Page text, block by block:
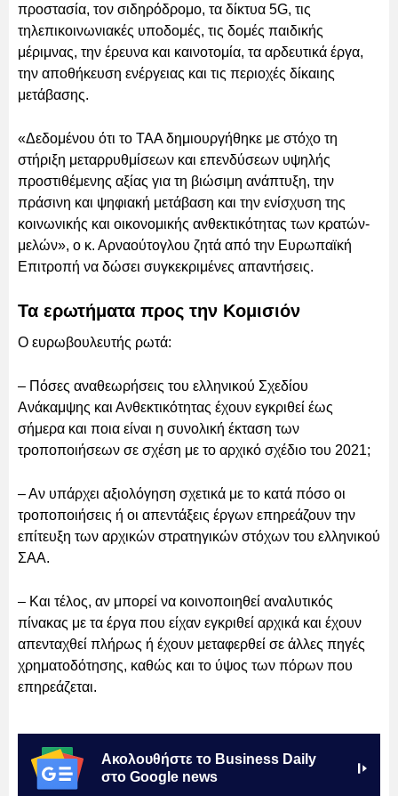
προστασία, τον σιδηρόδρομο, τα δίκτυα 5G, τις
τηλεπικοινωνιακές υποδομές, τις δομές παιδικής
μέριμνας, την έρευνα και καινοτομία, τα αρδευτικά έργα,
την αποθήκευση ενέργειας και τις περιοχές δίκαιης
μετάβασης.
«Δεδομένου ότι το ΤΑΑ δημιουργήθηκε με στόχο τη
στήριξη μεταρρυθμίσεων και επενδύσεων υψηλής
προστιθέμενης αξίας για τη βιώσιμη ανάπτυξη, την
πράσινη και ψηφιακή μετάβαση και την ενίσχυση της
κοινωνικής και οικονομικής ανθεκτικότητας των κρατών-
μελών», ο κ. Αρναούτογλου ζητά από την Ευρωπαϊκή
Επιτροπή να δώσει συγκεκριμένες απαντήσεις.
Τα ερωτήματα προς την Κομισιόν
Ο ευρωβουλευτής ρωτά:
– Πόσες αναθεωρήσεις του ελληνικού Σχεδίου
Ανάκαμψης και Ανθεκτικότητας έχουν εγκριθεί έως
σήμερα και ποια είναι η συνολική έκταση των
τροποποιήσεων σε σχέση με το αρχικό σχέδιο του 2021;
– Αν υπάρχει αξιολόγηση σχετικά με το κατά πόσο οι
τροποποιήσεις ή οι απεντάξεις έργων επηρεάζουν την
επίτευξη των αρχικών στρατηγικών στόχων του ελληνικού
ΣΑΑ.
– Και τέλος, αν μπορεί να κοινοποιηθεί αναλυτικός
πίνακας με τα έργα που είχαν εγκριθεί αρχικά και έχουν
απενταχθεί πλήρως ή έχουν μεταφερθεί σε άλλες πηγές
χρηματοδότησης, καθώς και το ύψος των πόρων που
επηρεάζεται.
Ακολουθήστε το Business Daily
στο Google news